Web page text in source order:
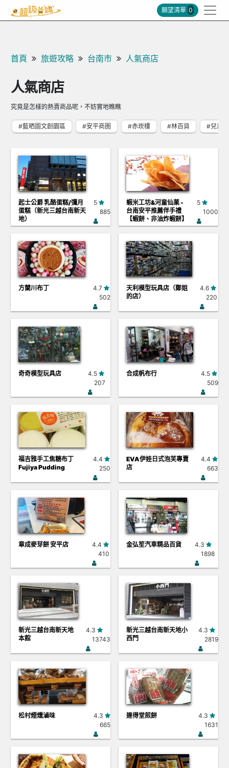
願望清單 0
首頁 旅遊攻略 台南市 人氣商店
人氣商店
究竟是怎樣的熱賣商品呢，不妨實地瞧瞧
#藍晒圖文創園區 #安平商圈 #赤崁樓 #林百貨 #兒童
起士公爵 乳酪蛋糕/彌月
蛋糕（新光三越台南新天
地）
5
885
蝦米工坊&河童仙菓 -
台南安平推薦伴手禮
【蝦餅、非油炸蝦餅】
5
1000
方蘭川布丁
4.7
502
天利模型玩具店（鄭姐
的店）
4.6
220
奇奇模型玩具店
4.5
207
合成帆布行
4.5
509
福吉雅手工焦糖布丁
Fujiya Pudding
4.4
250
EVA伊娃日式泡芙專賣
店
4.4
663
章成麥芽餅 安平店
4.4
410
金弘笙汽車精品百貨
4.3
1898
新光三越台南新天地
本館
4.3
13743
新光三越台南新天地小
西門
4.3
2819
松村煙燻滷味
4.3
665
連得堂煎餅
4.3
1631